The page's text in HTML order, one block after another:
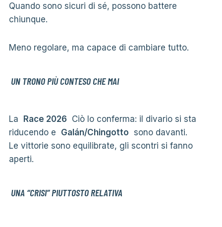
Quando sono sicuri di sé, possono battere
chiunque.
Meno regolare, ma capace di cambiare tutto.
UN TRONO PIÙ CONTESO CHE MAI
La Race 2026Ciò lo conferma: il divario si sta
riducendo e Galán/Chingotto sono davanti.
Le vittorie sono equilibrate, gli scontri si fanno
aperti.
UNA “CRISI” PIUTTOSTO RELATIVA